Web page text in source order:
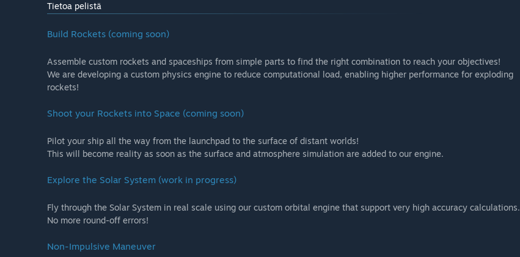
Tietoa pelistä
Build Rockets (coming soon)
Assemble custom rockets and spaceships from simple parts to find the right combination to reach your objectives!
We are developing a custom physics engine to reduce computational load, enabling higher performance for exploding
rockets!
Shoot your Rockets into Space (coming soon)
Pilot your ship all the way from the launchpad to the surface of distant worlds!
This will become reality as soon as the surface and atmosphere simulation are added to our engine.
Explore the Solar System (work in progress)
Fly through the Solar System in real scale using our custom orbital engine that support very high accuracy calculations.
No more round-off errors!
Non-Impulsive Maneuver